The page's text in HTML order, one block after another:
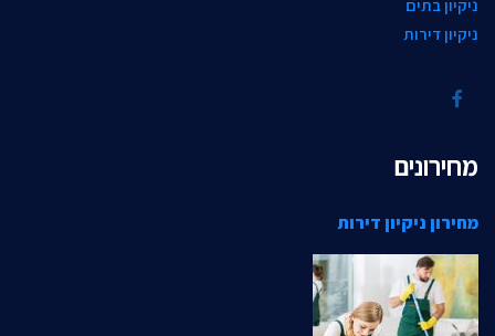
ניקיון בתים
ניקיון דירות
מחירונים
מחירון ניקיון דירות